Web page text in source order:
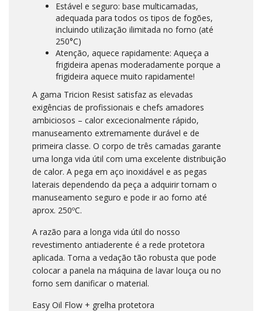
Estável e seguro: base multicamadas,
adequada para todos os tipos de fogões,
incluindo utilização ilimitada no forno (até
250°C)
Atenção, aquece rapidamente: Aqueça a
frigideira apenas moderadamente porque a
frigideira aquece muito rapidamente!
A gama Tricion Resist satisfaz as elevadas
exigências de profissionais e chefs amadores
ambiciosos – calor excecionalmente rápido,
manuseamento extremamente durável e de
primeira classe. O corpo de três camadas garante
uma longa vida útil com uma excelente distribuição
de calor. A pega em aço inoxidável e as pegas
laterais dependendo da peça a adquirir tornam o
manuseamento seguro e pode ir ao forno até
aprox. 250ºC.
A razão para a longa vida útil do nosso
revestimento antiaderente é a rede protetora
aplicada. Torna a vedação tão robusta que pode
colocar a panela na máquina de lavar louça ou no
forno sem danificar o material.
Easy Oil Flow + grelha protetora